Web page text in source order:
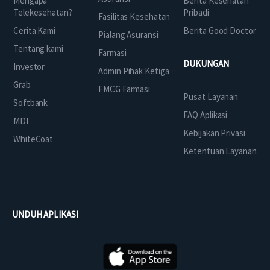
Telekesehatan?
Cerita Kami
Tentang kami
Investor
Grab
Softbank
MDI
WhiteCoat
Fasilitas Kesehatan
Pialang Asuransi
Farmasi
Admin Pihak Ketiga
FMCG Farmasi
Pribadi
Berita Good Doctor
DUKUNGAN
Pusat Layanan
FAQ Aplikasi
Kebijakan Privasi
Ketentuan Layanan
UNDUH APLIKASI